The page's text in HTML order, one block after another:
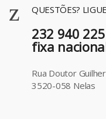
QUESTÕES?
232 940
fixa
Rua Doutor
3520-058 Nelas